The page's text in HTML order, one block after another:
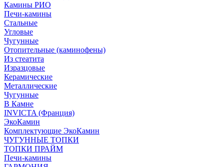
Камины РИО
Печи-камины
Стальные
Угловые
Чугунные
Отопительные (каминофены)
Из стеатита
Изразцовые
Керамические
Металлические
Чугунные
В Камне
INVICTA (Франция)
ЭкоКамин
Комплектующие ЭкоКамин
ЧУГУННЫЕ ТОПКИ
ТОПКИ ПРАЙМ
Печи-камины